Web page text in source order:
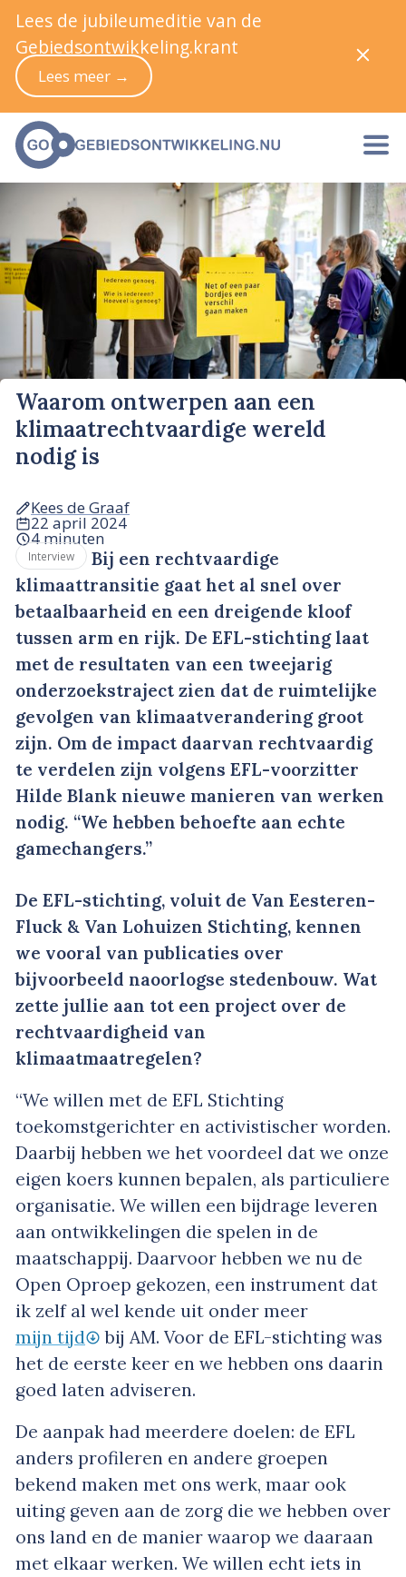
Waarom ontwerpen aan een
klimaatrechtvaardige wereld
nodig is
Kees de Graaf
22 april 2024
4 minuten
Interview
Bij een rechtvaardige
klimaattransitie gaat het al snel over
betaalbaarheid en een dreigende kloof
tussen arm en rijk. De EFL-stichting laat
met de resultaten van een tweejarig
onderzoekstraject zien dat de ruimtelijke
gevolgen van klimaatverandering groot
zijn. Om de impact daarvan rechtvaardig
te verdelen zijn volgens EFL-voorzitter
Hilde Blank nieuwe manieren van werken
nodig. “We hebben behoefte aan echte
gamechangers.”
De EFL-stichting, voluit de Van Eesteren-
Fluck & Van Lohuizen Stichting, kennen
we vooral van publicaties over
bijvoorbeeld naoorlogse stedenbouw. Wat
zette jullie aan tot een project over de
rechtvaardigheid van
klimaatmaatregelen?
“We willen met de EFL Stichting
toekomstgerichter en activistischer worden.
Daarbij hebben we het voordeel dat we onze
eigen koers kunnen bepalen, als particuliere
organisatie. We willen een bijdrage leveren
aan ontwikkelingen die spelen in de
maatschappij. Daarvoor hebben we nu de
Open Oproep gekozen, een instrument dat
ik zelf al wel kende uit onder meer
mijn tijd
bij AM. Voor de EFL-stichting was
het de eerste keer en we hebben ons daarin
goed laten adviseren.
De aanpak had meerdere doelen: de EFL
anders profileren en andere groepen
bekend maken met ons werk, maar ook
uiting geven aan de zorg die we hebben over
ons land en de manier waarop we daaraan
met elkaar werken. We willen echt iets in
Lees de jubileumeditie van de
Gebiedsontwikkeling.krant
Lees meer →